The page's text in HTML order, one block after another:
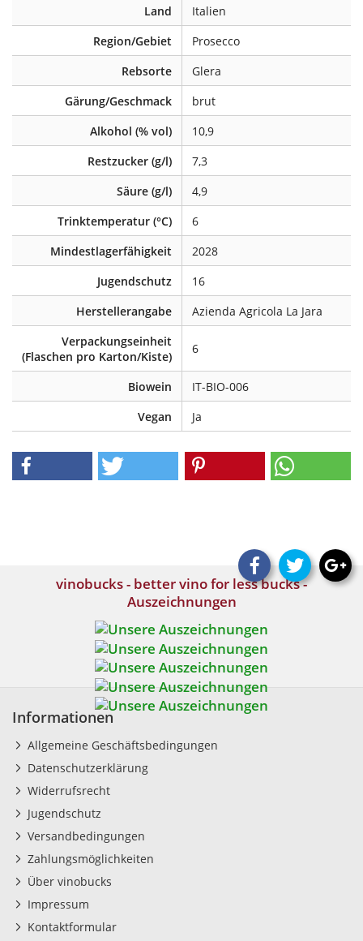
Land
Italien
Region/Gebiet
Prosecco
Rebsorte
Glera
Gärung/Geschmack
brut
Alkohol (% vol)
10,9
Restzucker (g/l)
7,3
Säure (g/l)
4,9
Trinktemperatur (°C)
6
Mindestlagerfähigkeit
2028
Jugendschutz
16
Herstellerangabe
Azienda Agricola La Jara
Verpackungseinheit
(Flaschen pro Karton/Kiste)
6
Biowein
IT-BIO-006
Vegan
Ja
vinobucks - better vino for less bucks -
Auszeichnungen
Informationen
Allgemeine Geschäftsbedingungen
Datenschutzerklärung
Widerrufsrecht
Jugendschutz
Versandbedingungen
Zahlungsmöglichkeiten
Über vinobucks
Impressum
Kontaktformular